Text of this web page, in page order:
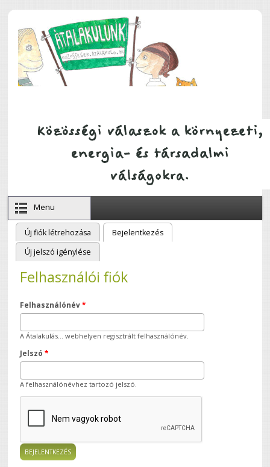
Menu
Elsődleges fülek
Új fiók létrehozása Bejelentkezés
Új jelszó igénylése
Felhasználói fiók
Felhasználónév*
A Átalakulás... webhelyen regisztrált felhasználónév.
Jelszó*
A felhasználónévhez tartozó jelszó.